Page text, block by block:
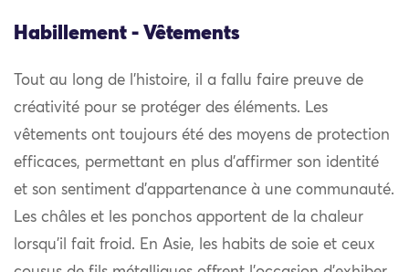
Habillement - Vêtements
Tout au long de l’histoire, il a fallu faire preuve de
créativité pour se protéger des éléments. Les
vêtements ont toujours été des moyens de protection
efficaces, permettant en plus d’affirmer son identité
et son sentiment d’appartenance à une communauté.
Les châles et les ponchos apportent de la chaleur
lorsqu’il fait froid. En Asie, les habits de soie et ceux